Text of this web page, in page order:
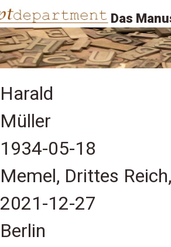
Das
Harald
Müller
1934-05-18
Memel, Drittes
2021-12-27
Berlin